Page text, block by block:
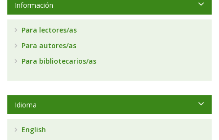
Información
Para lectores/as
Para autores/as
Para bibliotecarios/as
Idioma
English